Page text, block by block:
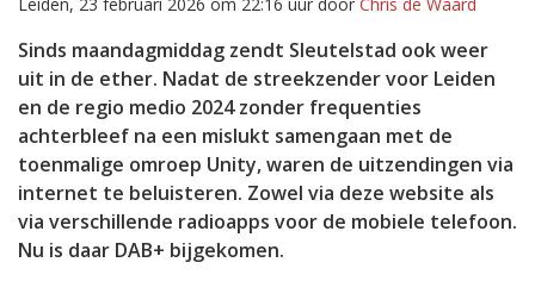
Sinds maandagmiddag zendt Sleutelstad ook weer
uit in de ether. Nadat de streekzender voor Leiden
en de regio medio 2024 zonder frequenties
achterbleef na een mislukt samengaan met de
toenmalige omroep Unity, waren de uitzendingen via
internet te beluisteren. Zowel via deze website als
via verschillende radioapps voor de mobiele telefoon.
Nu is daar DAB+ bijgekomen.